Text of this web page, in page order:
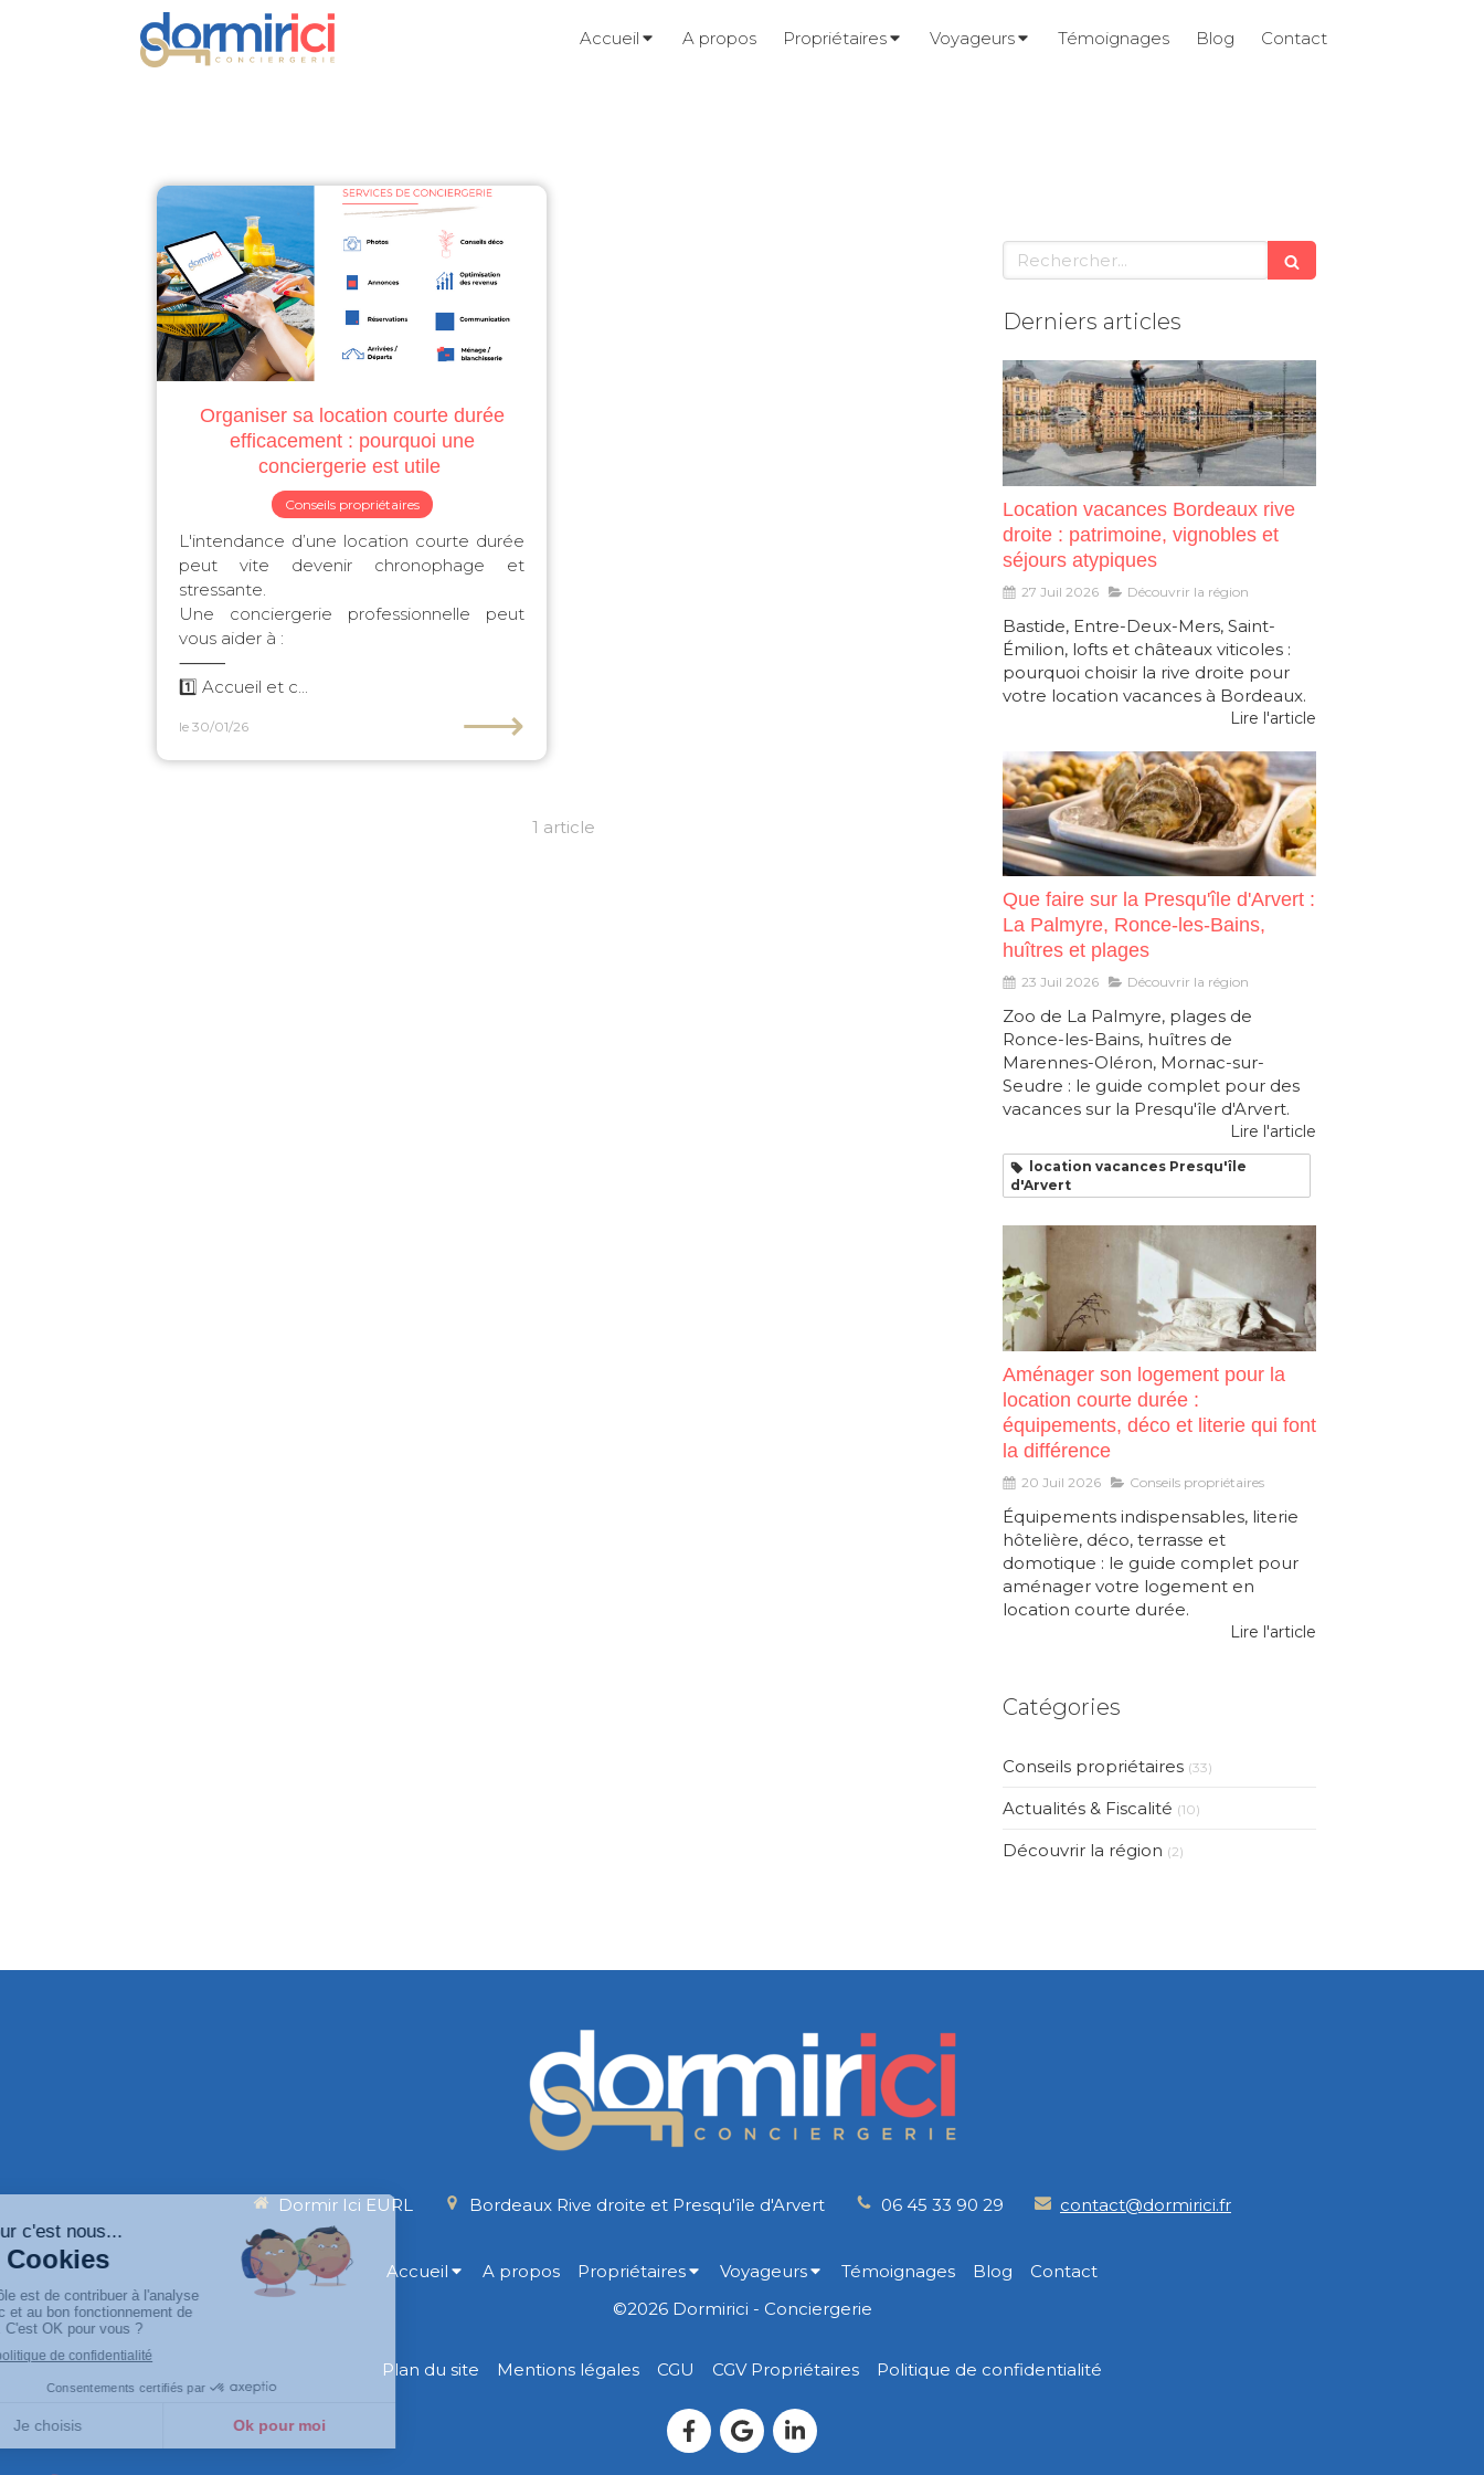
Accueil A propos Propriétaires Voyageurs Témoignages Blog Contact
Organiser sa location courte durée
efficacement : pourquoi une
conciergerie est utile ️️
Conseils propriétaires
L'intendance d’une location courte durée
peut vite devenir chronophage et
stressante.
Une conciergerie professionnelle peut
vous aider à :
⸻
1️⃣ Accueil et c...
le 30/01/26 ⟶
1 article
Rechercher
Derniers articles
Location vacances Bordeaux rive
droite : patrimoine, vignobles et
séjours atypiques
27 Juil 2026 Découvrir la région
Bastide, Entre-Deux-Mers, Saint-
Émilion, lofts et châteaux viticoles :
pourquoi choisir la rive droite pour
votre location vacances à Bordeaux.
Lire l'article
Que faire sur la Presqu'île d'Arvert :
La Palmyre, Ronce-les-Bains,
huîtres et plages
23 Juil 2026 Découvrir la région
Zoo de La Palmyre, plages de
Ronce-les-Bains, huîtres de
Marennes-Oléron, Mornac-sur-
Seudre : le guide complet pour des
vacances sur la Presqu'île d'Arvert.
Lire l'article
location vacances Presqu'île
d'Arvert
Aménager son logement pour la
location courte durée :
équipements, déco et literie qui font
la différence
20 Juil 2026 Conseils propriétaires
Équipements indispensables, literie
hôtelière, déco, terrasse et
domotique : le guide complet pour
aménager votre logement en
location courte durée.
Lire l'article
Catégories
Conseils propriétaires (33)
Actualités & Fiscalité (10)
Découvrir la région (2)
Dormir Ici EURL Bordeaux Rive droite et Presqu'île d'Arvert 06 45 33 90 29 contact@dormirici.fr
Accueil A propos Propriétaires Voyageurs Témoignages Blog
Contact
©2026 Dormirici - Conciergerie
Plan du site Mentions légales CGU CGV Propriétaires Politique de confidentialité